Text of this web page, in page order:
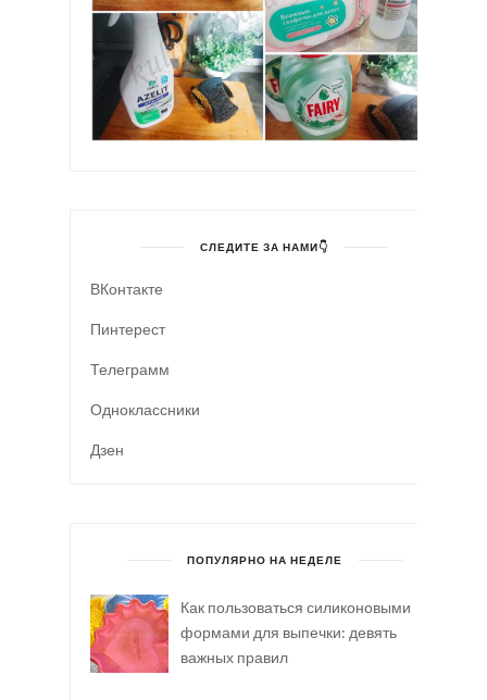
СЛЕДИТЕ ЗА НАМИ👇
ВКонтакте
Пинтерест
Телеграмм
Одноклассники
Дзен
ПОПУЛЯРНО НА НЕДЕЛЕ
Как пользоваться силиконовыми
формами для выпечки: девять
важных правил